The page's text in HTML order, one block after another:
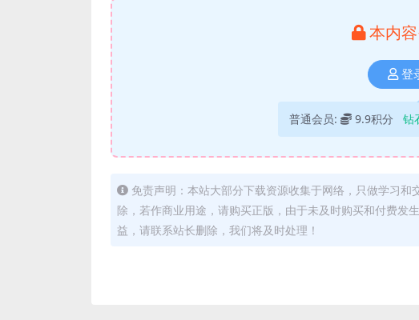
本内
登
普通会员: 9.9积分 钻
免责声明：本站大部分下载资源收集于网络，只做学习
除，若作商业用途，请购买正版，由于未及时购买和付费发
益，请联系站长删除，我们将及时处理！